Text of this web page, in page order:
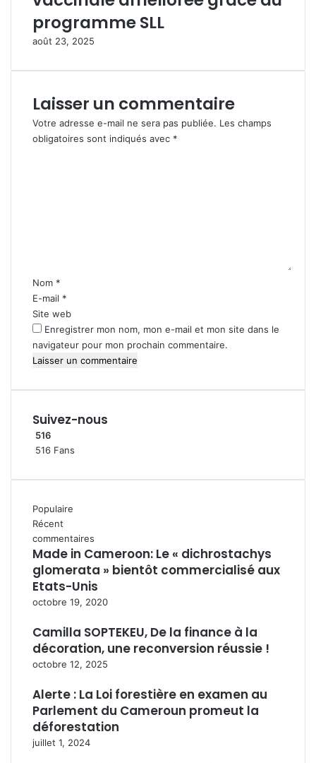
i
n
l
o
n
c
G
a
r
o
u
a
v
d
e
l
programme SLL
août 23, 2025
Laisser un commentaire
Votre adresse e-mail ne sera pas publiée. Les champs
obligatoires sont indiqués avec *
i
r
e
*
Nom *
E-mail *
Site web
Enregistrer mon nom, mon e-mail et mon site dans le
navigateur pour mon prochain commentaire.
Suivez-nous
516
516 Fans
Populaire
Récent
commentaires
Made in Cameroon: Le « dichrostachys
glomerata » bientôt commercialisé aux
Etats-Unis
octobre 19, 2020
Camilla SOPTEKEU, De la finance à la
décoration, une reconversion réussie !
octobre 12, 2025
Alerte : La Loi forestière en examen au
Parlement du Cameroun promeut la
déforestation
juillet 1, 2024